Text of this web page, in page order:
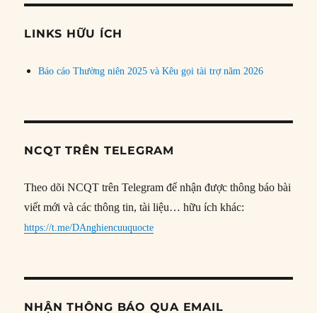
đề
LINKS HỮU ÍCH
Báo cáo Thường niên 2025 và Kêu gọi tài trợ năm 2026
NCQT TRÊN TELEGRAM
Theo dõi NCQT trên Telegram để nhận được thông báo bài
viết mới và các thông tin, tài liệu… hữu ích khác:
https://t.me/DAnghiencuuquocte
NHẬN THÔNG BÁO QUA EMAIL